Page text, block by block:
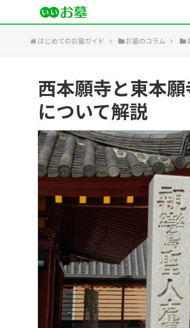
はじめてのお墓ガイド お墓のコラム
西本願寺と東本
について解説